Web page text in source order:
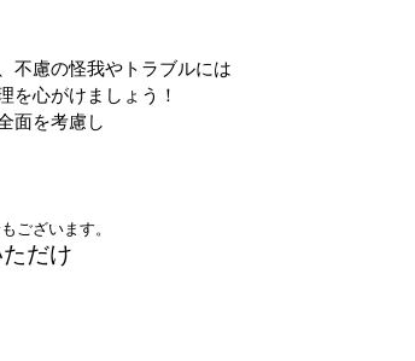
不慮の怪我やトラブルには
がけましょう！
を考慮し
ございます。
だけ